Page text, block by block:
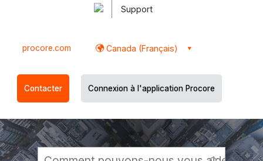
Support
procore.com Canada (Français)
Contacter Connexion à l'application Procore